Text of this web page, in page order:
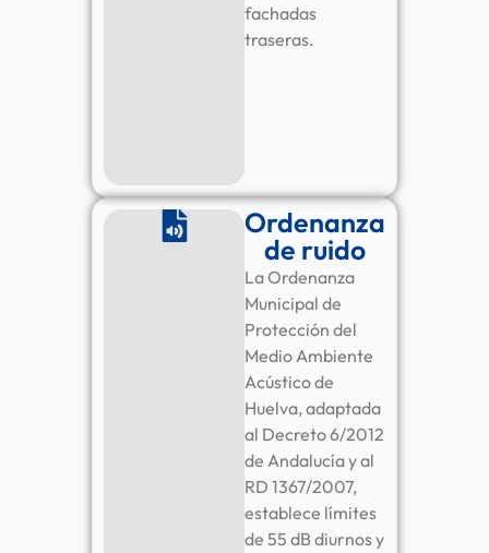
fachadas
traseras.
Ordenanza
de ruido
La Ordenanza
Municipal de
Protección del
Medio Ambiente
Acústico de
Huelva, adaptada
al Decreto 6/2012
de Andalucía y al
RD 1367/2007,
establece límites
de 55 dB diurnos y